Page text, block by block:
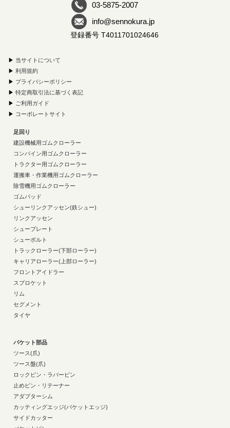
03-5875-2007
info@sennokura.jp
登録番号 T4011701024646
▶ 当サイトについて
▶ 利用規約
▶ プライバシーポリシー
▶ 特定商取引法に基づく表記
▶ ご利用ガイド
▶ コーポレートサイト
足回り
建設機械用ゴムクローラー
コンバイン用ゴムクローラー
トラクター用ゴムクローラー
運搬車・作業機用ゴムクローラー
除雪機用ゴムクローラー
ゴムパッド
シューリンクアッセン(鉄シュー)
リンクアッセン
シュープレート
シューボルト
トラックローラー(下部ローラー)
キャリアローラー(上部ローラー)
フロントアイドラー
スプロケット
リム
セグメント
タイヤ
バケット部品
ツース(爪)
ツース盤(爪)
ロックピン・ラバーピン
止めピン・リテーナー
アダプターシム
カッティングエッジ(バケットエッジ)
サイドカッター